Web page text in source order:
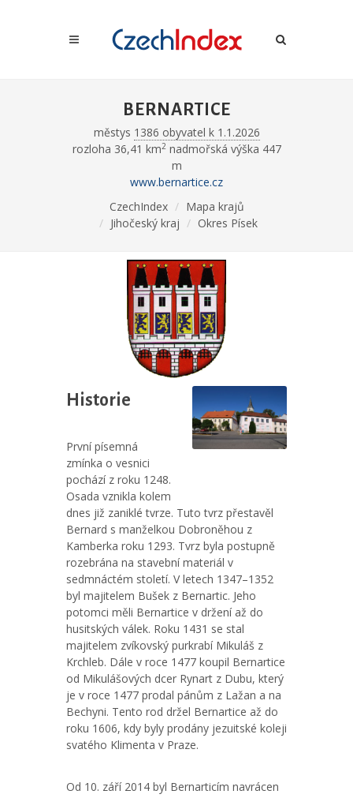
BERNARTICE
městys 1386 obyvatel k 1.1.2026
rozloha 36,41 km2nadmořská výška 447
m
www.bernartice.cz
CzechIndex
Mapa krajů
Jihočeský kraj
Okres Písek
Historie
První písemná
zmínka o vesnici
pochází z roku 1248.
Osada vznikla kolem
dnes již zaniklé tvrze. Tuto tvrz přestavěl
Bernard s manželkou Dobroněhou z
Kamberka roku 1293. Tvrz byla postupně
rozebrána na stavební materiál v
sedmnáctém století. V letech 1347–1352
byl majitelem Bušek z Bernartic. Jeho
potomci měli Bernartice v držení až do
husitských válek. Roku 1431 se stal
majitelem zvíkovský purkrabí Mikuláš z
Krchleb. Dále v roce 1477 koupil Bernartice
od Mikulášových dcer Rynart z Dubu, který
je v roce 1477 prodal pánům z Lažan a na
Bechyni. Tento rod držel Bernartice až do
roku 1606, kdy byly prodány jezuitské koleji
svatého Klimenta v Praze.
Od 10. září 2014 byl Bernarticím navrácen